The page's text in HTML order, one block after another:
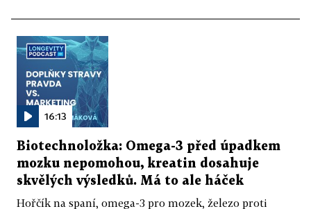
16:13
Biotechnoložka: Omega-3 před úpadkem
mozku nepomohou, kreatin dosahuje
skvělých výsledků. Má to ale háček
Hořčík na spaní, omega-3 pro mozek, železo proti